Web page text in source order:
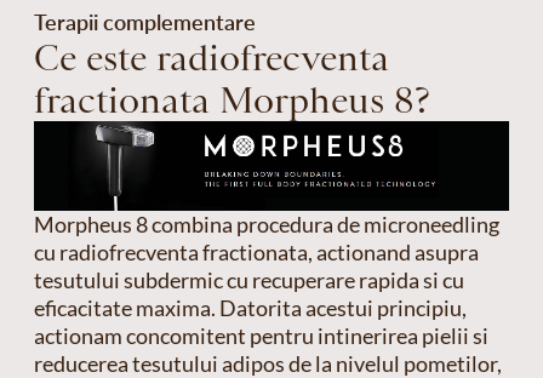
Terapii complementare
Ce este radiofrecventa
fractionata Morpheus 8?
Morpheus 8 combina procedura de microneedling
cu radiofrecventa fractionata, actionand asupra
tesutului subdermic cu recuperare rapida si cu
eficacitate maxima. Datorita acestui principiu,
actionam concomitent pentru intinerirea pielii si
reducerea tesutului adipos de la nivelul pometilor,